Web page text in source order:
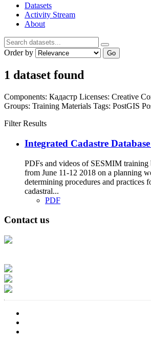
Datasets
Activity Stream
About
Order by Go
1 dataset found
Components: Кадастр Licenses: Creative
Groups: Training Materials Tags: PostGIS
Filter Results
Integrated Cadastre
PDFs and videos of SESMIM
from June 11-12 2018 on a planning
determining procedures and practices
cadastral...
PDF
Contact us